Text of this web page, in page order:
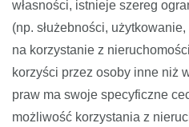
własności, istnieje szereg
(np. służebności,
na korzystanie z
korzyści przez osoby inne niż
praw ma swoje specyficzne
możliwość korzystania z